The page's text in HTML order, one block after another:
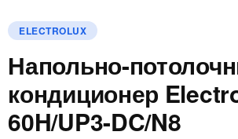
ELECTROLUX
Напольно-
кондиционер
60H/UP3-DC/N8